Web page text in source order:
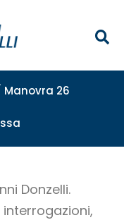
26
Donzelli.